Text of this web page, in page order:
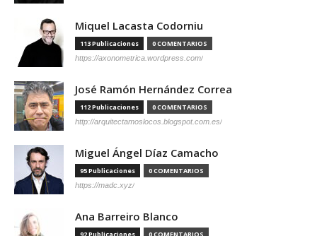
Miquel Lacasta Codorniu
113 Publicaciones 0 COMENTARIOS
https://axonometrica.wordpress.com/
José Ramón Hernández Correa
112 Publicaciones 0 COMENTARIOS
http://arquitectamoslocos.blogspot.com.es/
Miguel Ángel Díaz Camacho
95 Publicaciones 0 COMENTARIOS
https://madc.xyz/
Ana Barreiro Blanco